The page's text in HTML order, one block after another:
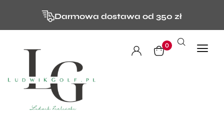
Darmowa dostawa od 350 zł
0